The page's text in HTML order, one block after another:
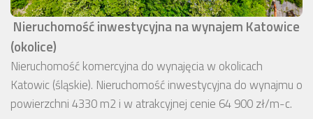
Nieruchomość inwestycyjna na wynajem Katowice
(okolice)
Nieruchomość komercyjna do wynajęcia w okolicach
Katowic (śląskie). Nieruchomość inwestycyjna do wynajmu o
powierzchni 4330 m2 i w atrakcyjnej cenie 64 900 zł/m-c.